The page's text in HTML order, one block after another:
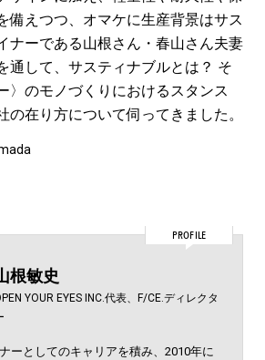
備えつつ、オマケに生産背景はサス
ナーである山根さん・春山さん夫妻
通して、サスティナブルとは？ そ
〉のモノづくりにおけるスタンス
の在り方について伺ってきました。
PROFILE
根敏史
YOUR EYES INC.代表、F/CE.ディレクタ
ーとしてのキャリアを積み、2010年に